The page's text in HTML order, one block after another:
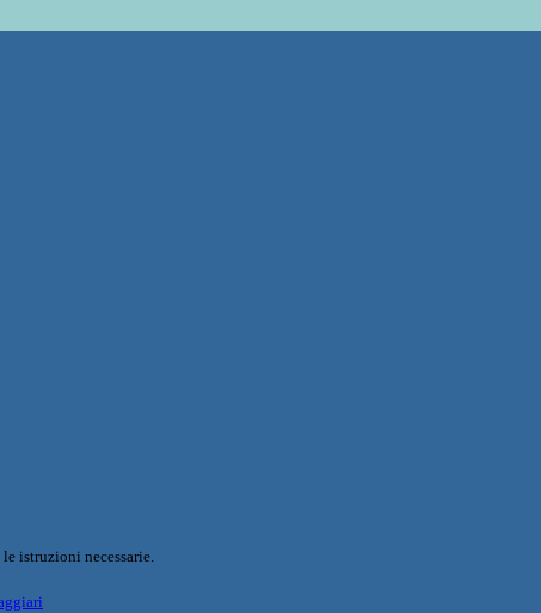
istruzioni necessarie.